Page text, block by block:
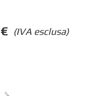
(IVA esclusa)
€